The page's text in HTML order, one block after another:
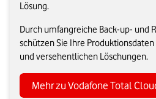
Lösung.
Durch umfangreiche Back-up- und
schützen Sie Ihre
und versehentlichen Löschungen.
Mehr zu Vodafone Total